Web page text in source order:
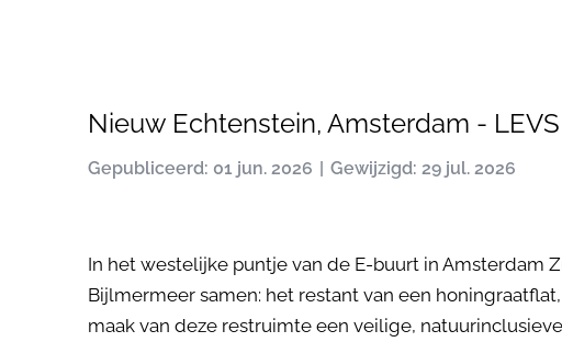
Nieuw Echtenstein, Amsterdam -
Gepubliceerd: 01 jun. 2026 Gewijzigd: 29 jul. 2026
In het westelijke puntje van de E-buurt in Amsterdam
Bijlmermeer samen: het restant van een
maak van deze restruimte een veilige,